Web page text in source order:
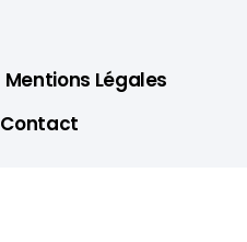
Mentions Légales
Contact